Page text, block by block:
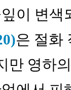
이 변
은 절화
만 영하